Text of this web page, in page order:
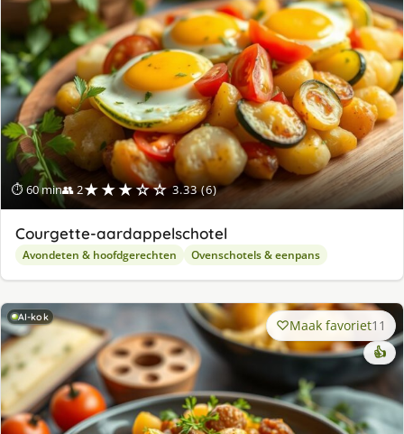
⏱ 60 min👥 2★★★☆☆ 3.33 (6)
Courgette-aardappelschotel
Avondeten & hoofdgerechten Ovenschotels & eenpans
AI-kok Maak favoriet11
👍